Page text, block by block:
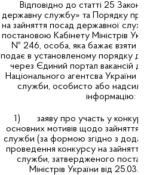
Відповідно до статті 25
державну службу» та Порядку
на зайняття посад державної
постановою Кабінету Міністрів
№ 246, особа, яка бажає взяти
подає в установленому порядку до
через Єдиний портал вакансій
Національного агентсва України
служби, особисто або
інформацію:
1) заяву про участь у конкурсі
основних мотивів щодо зайняття
служби (за формою згідно з
проведення конкурсу на
служби, затвердженого
Міністрів України від